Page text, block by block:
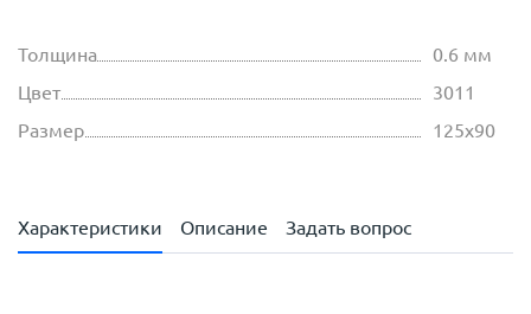
Толщина
0.6 мм
Цвет
3011
Размер
125х90
Характеристики Описание Задать вопрос